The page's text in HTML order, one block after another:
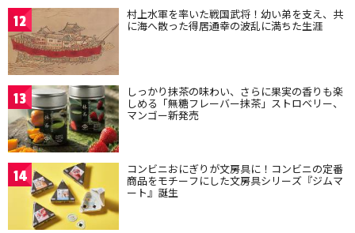
12 村上水軍を率いた戦国武将！幼い弟を支え、共
に海へ散った得居通幸の波乱に満ちた生涯
13 しっかり抹茶の味わい、さらに果実の香りも楽
しめる「無糖フレーバー抹茶」ストロベリー、
マンゴー新発売
14 コンビニおにぎりが文房具に！コンビニの定番
商品をモチーフにした文房具シリーズ『ジムマ
ート』誕生